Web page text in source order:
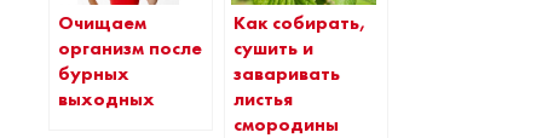
Очищаем
организм после
бурных
выходных
Как собирать,
сушить и
заваривать
листья
смородины